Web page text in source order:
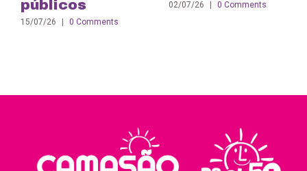
públicos
15/07/26 0 Comments
02/07/26 0 Comments